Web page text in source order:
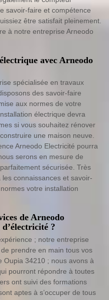
savoir-faire et compétence
être satisfait pleinement.
à notre entreprise Arneodo
avec Arneodo
spécialisée en travaux
des savoir-faire
aux normes de votre
électrique devra
si vous souhaitez rénover
une maison neuve.
Arneodo Electricité pourra
serons en mesure de
sécurisée. Très
connaissances et savoir-
votre installation
de Arneodo
?
; notre entreprise
prendre en main tous vos
Oupia 34210 ; nous avons à
pourront répondre à toutes
ont suivi des formations
aptes à s’occuper de tous